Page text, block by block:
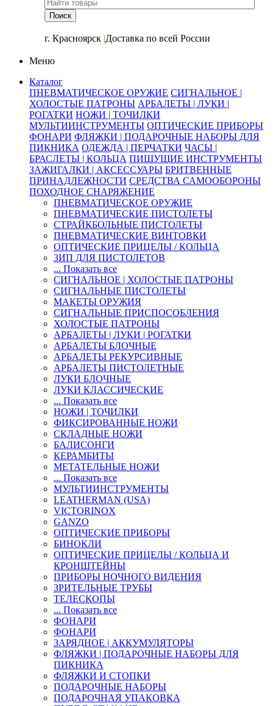
г. Красноярск |Доставка по всей России
Меню
Каталог
ПНЕВМАТИЧЕСКОЕ ОРУЖИЕ СИГНАЛЬНОЕ |
ХОЛОСТЫЕ ПАТРОНЫ АРБАЛЕТЫ | ЛУКИ |
РОГАТКИ НОЖИ | ТОЧИЛКИ
МУЛЬТИИНСТРУМЕНТЫ ОПТИЧЕСКИЕ ПРИБОРЫ
ФОНАРИ ФЛЯЖКИ | ПОДАРОЧНЫЕ НАБОРЫ ДЛЯ
ПИКНИКА ОДЕЖДА | ПЕРЧАТКИ ЧАСЫ |
БРАСЛЕТЫ | КОЛЬЦА ПИШУЩИЕ ИНСТРУМЕНТЫ
ЗАЖИГАЛКИ | АКСЕССУАРЫ БРИТВЕННЫЕ
ПРИНАДЛЕЖНОСТИ СРЕДСТВА САМООБОРОНЫ
ПОХОДНОЕ СНАРЯЖЕНИЕ
ПНЕВМАТИЧЕСКОЕ ОРУЖИЕ
ПНЕВМАТИЧЕСКИЕ ПИСТОЛЕТЫ
СТРАЙКБОЛЬНЫЕ ПИСТОЛЕТЫ
ПНЕВМАТИЧЕСКИЕ ВИНТОВКИ
ОПТИЧЕСКИЕ ПРИЦЕЛЫ / КОЛЬЦА
ЗИП ДЛЯ ПИСТОЛЕТОВ
... Показать все
СИГНАЛЬНОЕ | ХОЛОСТЫЕ ПАТРОНЫ
СИГНАЛЬНЫЕ ПИСТОЛЕТЫ
МАКЕТЫ ОРУЖИЯ
СИГНАЛЬНЫЕ ПРИСПОСОБЛЕНИЯ
ХОЛОСТЫЕ ПАТРОНЫ
АРБАЛЕТЫ | ЛУКИ | РОГАТКИ
АРБАЛЕТЫ БЛОЧНЫЕ
АРБАЛЕТЫ РЕКУРСИВНЫЕ
АРБАЛЕТЫ ПИСТОЛЕТНЫЕ
ЛУКИ БЛОЧНЫЕ
ЛУКИ КЛАССИЧЕСКИЕ
... Показать все
НОЖИ | ТОЧИЛКИ
ФИКСИРОВАННЫЕ НОЖИ
СКЛАДНЫЕ НОЖИ
БАЛИСОНГИ
КЕРАМБИТЫ
МЕТАТЕЛЬНЫЕ НОЖИ
... Показать все
МУЛЬТИИНСТРУМЕНТЫ
LEATHERMAN (USA)
VICTORINOX
GANZO
ОПТИЧЕСКИЕ ПРИБОРЫ
БИНОКЛИ
ОПТИЧЕСКИЕ ПРИЦЕЛЫ / КОЛЬЦА И
КРОНШТЕЙНЫ
ПРИБОРЫ НОЧНОГО ВИДЕНИЯ
ЗРИТЕЛЬНЫЕ ТРУБЫ
ТЕЛЕСКОПЫ
... Показать все
ФОНАРИ
ФОНАРИ
ЗАРЯДНОЕ | АККУМУЛЯТОРЫ
ФЛЯЖКИ | ПОДАРОЧНЫЕ НАБОРЫ ДЛЯ
ПИКНИКА
ФЛЯЖКИ И СТОПКИ
ПОДАРОЧНЫЕ НАБОРЫ
ПОДАРОЧНАЯ УПАКОВКА